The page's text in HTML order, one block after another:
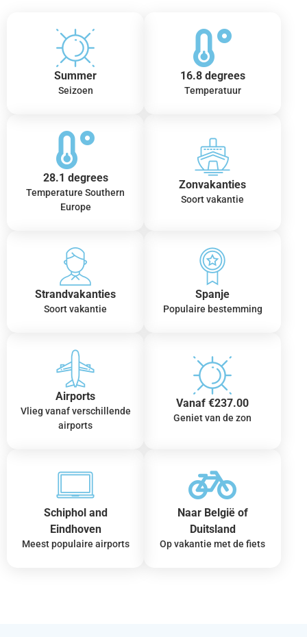
Summer
Seizoen
16.8 degrees
Temperatuur
28.1 degrees
Temperature Southern
Europe
Zonvakanties
Soort vakantie
Strandvakanties
Soort vakantie
Spanje
Populaire bestemming
Airports
Vlieg vanaf verschillende
airports
Vanaf €237.00
Geniet van de zon
Schiphol and
Eindhoven
Meest populaire airports
Naar België of
Duitsland
Op vakantie met de fiets